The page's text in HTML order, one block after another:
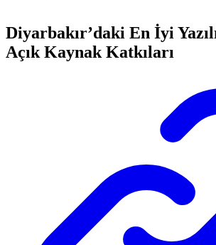
Diyarbakır’daki En İyi
Açık Kaynak Katkıları